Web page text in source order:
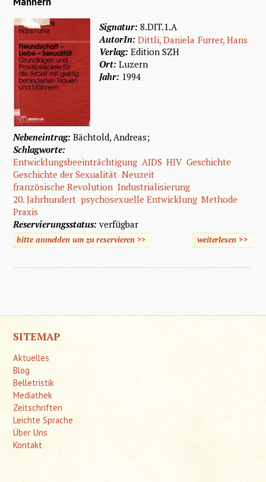
Signatur:8.DIT.1.A
AutorIn:Dittli, Daniela Furrer, Hans
Verlag:Edition SZH
Ort:Luzern
Jahr: 1994
Nebeneintrag:Bächtold, Andreas;
Schlagworte:
Entwicklungsbeeinträchtigung AIDS HIV Geschichte
Geschichte der Sexualität Neuzeit
französische Revolution Industrialisierung
20. Jahrhundert psychosexuelle Entwicklung Methode
Praxis
Reservierungsstatus:verfügbar
bitte anmelden um zu reservieren >> weiterlesen>>
SITEMAP
Aktuelles
Blog
Belletristik
Mediathek
Zeitschriften
Leichte Sprache
Über Uns
Kontakt